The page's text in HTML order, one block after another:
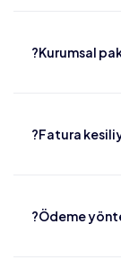
Kurumsal
Fatura
Ödeme